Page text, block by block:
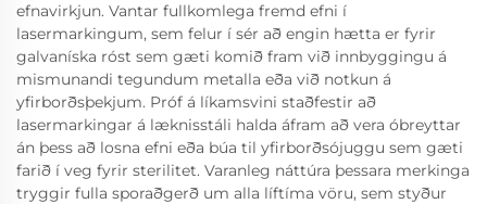
efnavirkjun. Vantar fullkomlega fremd efni í
lasermarkingum, sem felur í sér að engin hætta er fyrir
galvaníska róst sem gæti komið fram við innbyggingu á
mismunandi tegundum metalla eða við notkun á
yfirborðsþekjum. Próf á líkamsvini staðfestir að
lasermarkingar á læknisstáli halda áfram að vera óbreyttar
án þess að losna efni eða búa til yfirborðsójuggu sem gæti
farið í veg fyrir sterilitet. Varanleg náttúra þessara merkinga
tryggir fulla sporaðgerð um alla líftíma vöru, sem styður